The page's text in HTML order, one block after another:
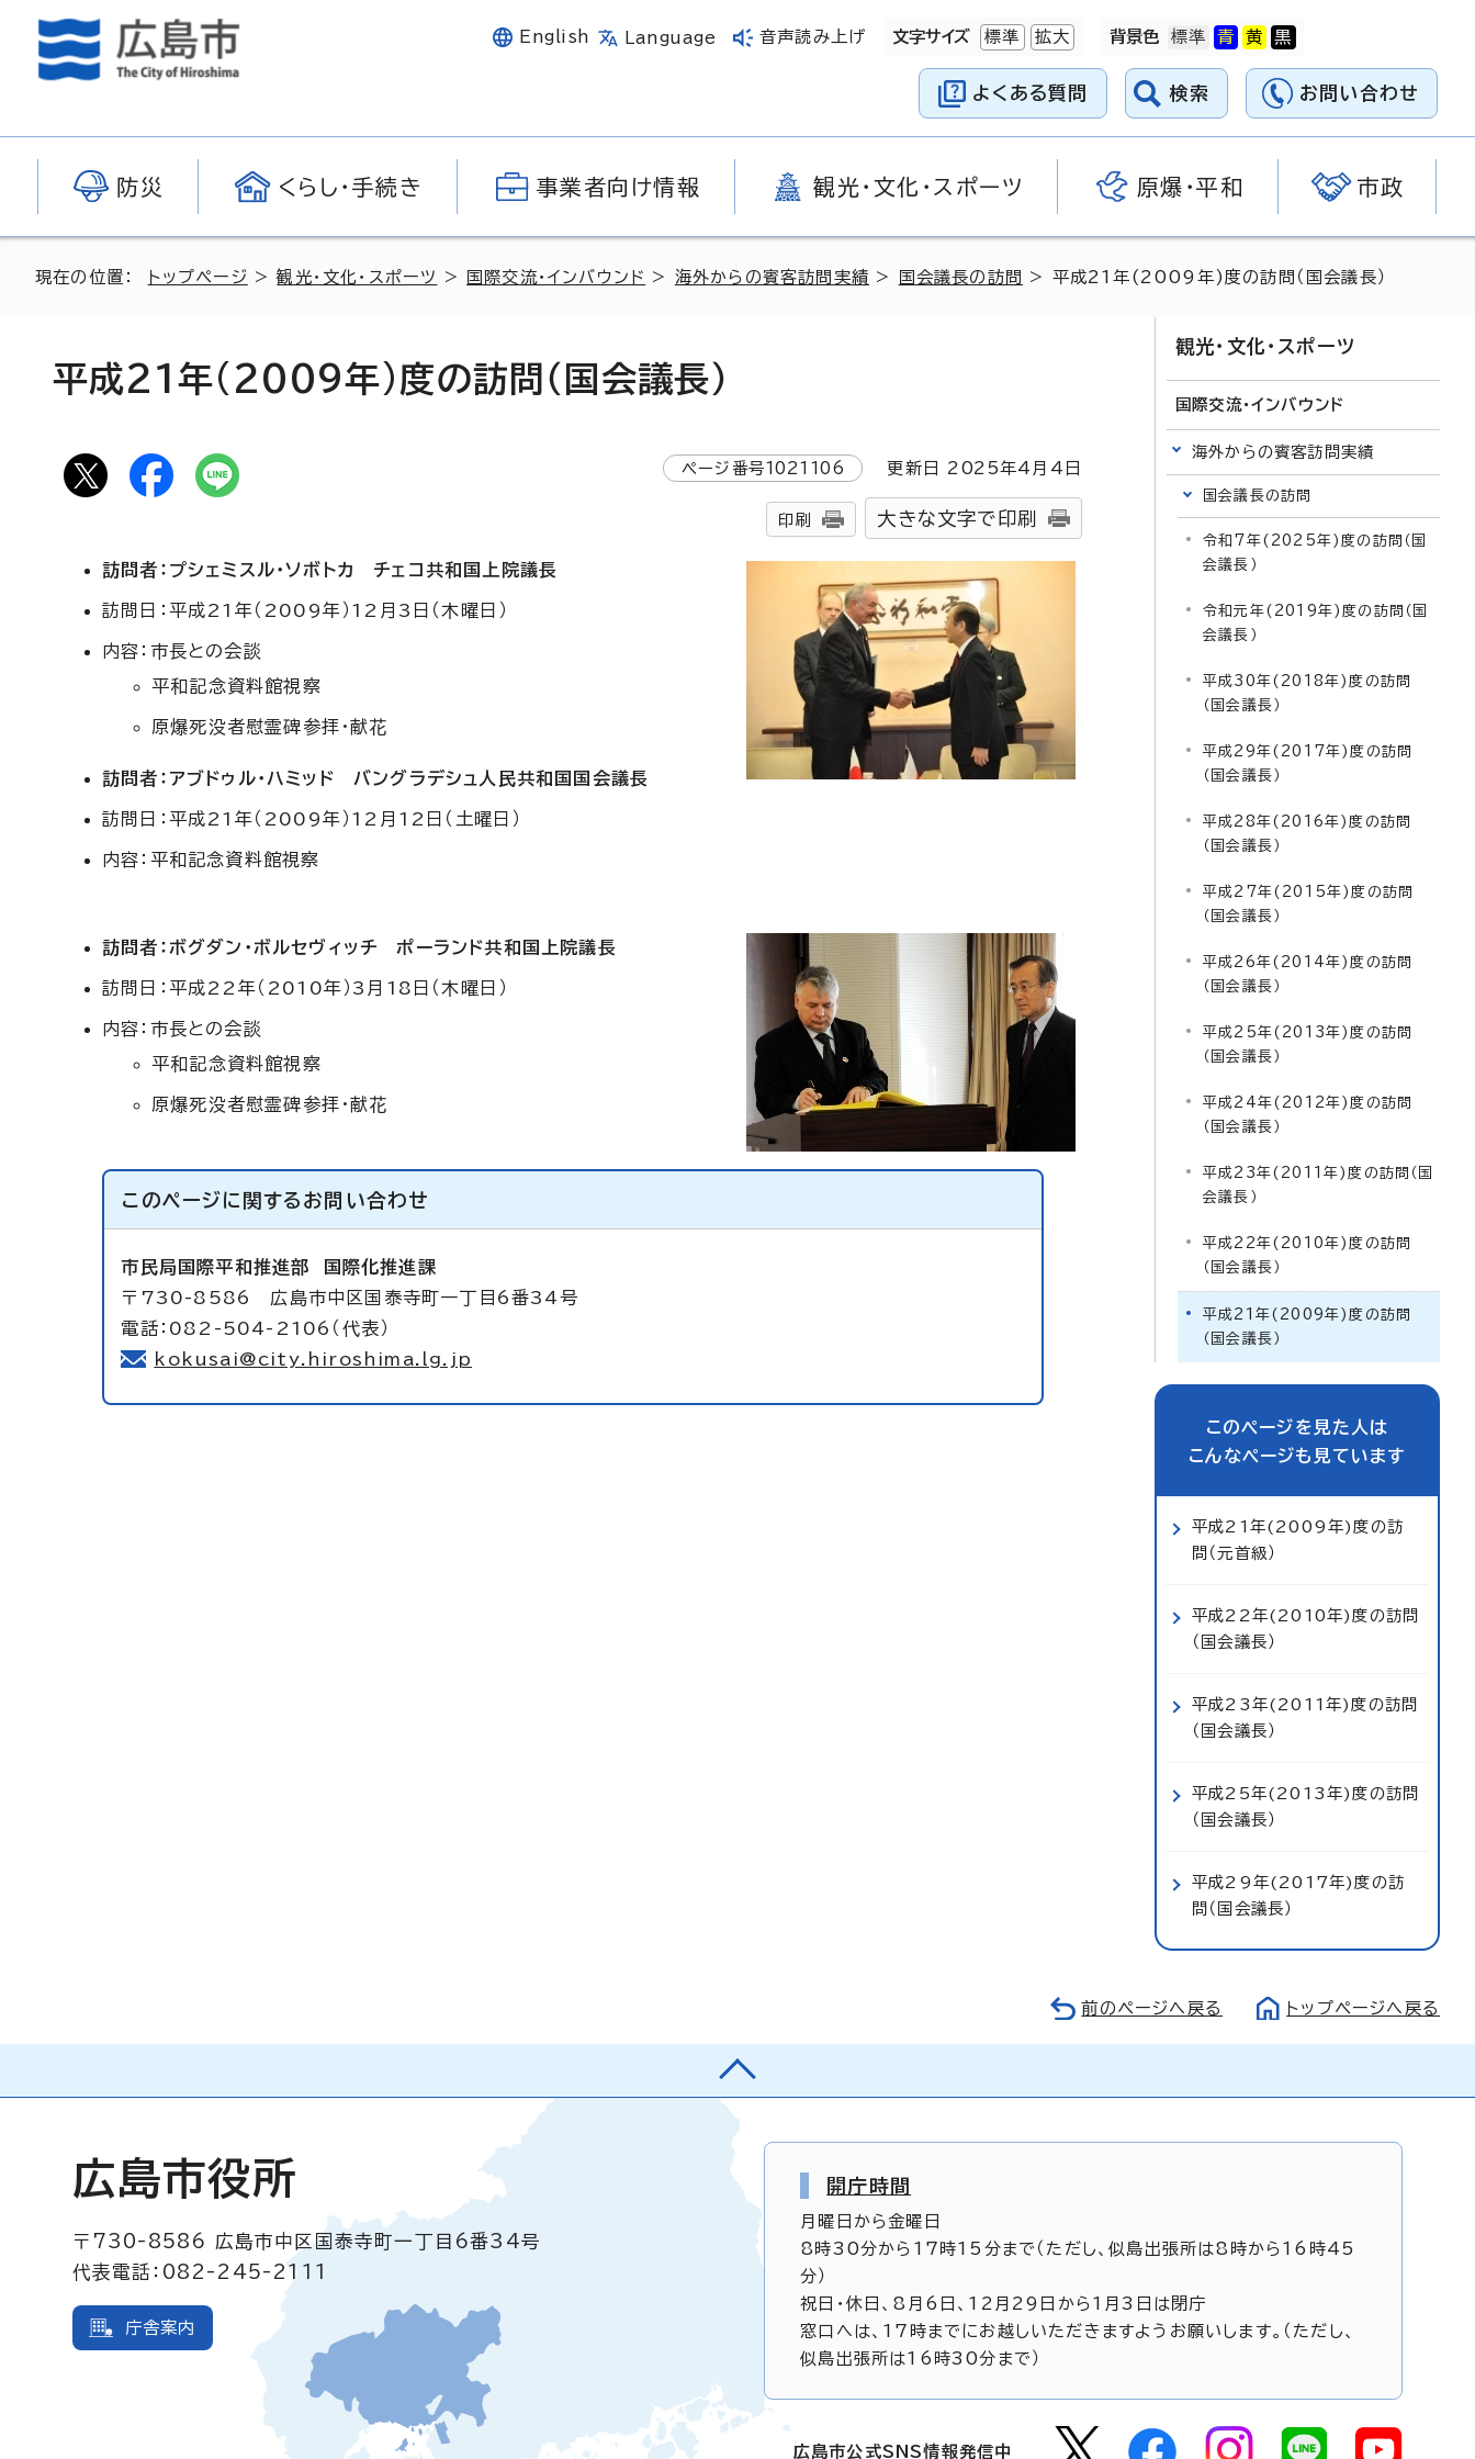
English Language 音声読み上げ 文字サイズ 標準 拡大 背景色
よくある質問 検索 お問い合わせ
防災 くらし・手続き 事業者向け情報 観光・文化・スポーツ 原爆・平和 市政
現在の位置： トップページ >観光・文化・スポーツ > 国際交流・インバウンド > 海外からの賓客訪問実績 > 国会議長の訪問 > 平成21年(2009年)度の訪問（国会議長）
平成21年(2009年)度の訪問（国会議長）
ページ番号1021106 更新日 2025年4月4日
印刷 大きな文字で印刷
訪問者：プシェミスル・ソボトカ チェコ共和国上院議長
訪問日：平成21年（2009年）12月3日（木曜日）
内容：市長との会談
平和記念資料館視察
原爆死没者慰霊碑参拝・献花
訪問者：アブドゥル・ハミッド バングラデシュ人民共和国国会議長
訪問日：平成21年（2009年）12月12日（土曜日）
内容：平和記念資料館視察
訪問者：ボグダン・ボルセヴィッチ ポーランド共和国上院議長
訪問日：平成22年（2010年）3月18日（木曜日）
内容：市長との会談
平和記念資料館視察
原爆死没者慰霊碑参拝・献花
このページに関する お問い合わせ
市民局国際平和推進部
国際化推進課
〒730-8586 広島市中区国泰寺町一丁目6番34号
電話：082-504-2106（代表）
kokusai@city.hiroshima.lg.jp
観光・文化・スポーツ
国際交流・インバウンド
海外からの賓客訪問実績
国会議長の訪問
令和7年(2025年)度の訪問（国
会議長）
令和元年(2019年)度の訪問（国
会議長）
平成30年(2018年)度の訪問
（国会議長）
平成29年(2017年)度の訪問
（国会議長）
平成28年(2016年)度の訪問
（国会議長）
平成27年(2015年)度の訪問
（国会議長）
平成26年(2014年)度の訪問
（国会議長）
平成25年(2013年)度の訪問
（国会議長）
平成24年(2012年)度の訪問
（国会議長）
平成23年(2011年)度の訪問（国
会議長）
平成22年(2010年)度の訪問
（国会議長）
平成21年(2009年)度の訪問
（国会議長）
このページを見た人は
こんなページも見ています
平成21年(2009年)度の訪
問（元首級）
平成22年(2010年)度の訪問
（国会議長）
平成23年(2011年)度の訪問
（国会議長）
平成25年(2013年)度の訪問
（国会議長）
平成29年(2017年)度の訪
問（国会議長）
前のページへ戻る トップページへ戻る
広島市役所
〒730-8586
広島市中区国泰寺町一丁目6番34号
代表電話：082-245-2111
庁舎案内
開庁時間
月曜日から金曜日
8時30分から17時15分まで（ただし、似島出張所は8時から16時45
分）
祝日・休日、8月6日、12月29日から1月3日は閉庁
窓口へは、17時までにお越しいただきますようお願いします。（ただし、
似島出張所は16時30分まで）
広島市公式SNS情報発信中